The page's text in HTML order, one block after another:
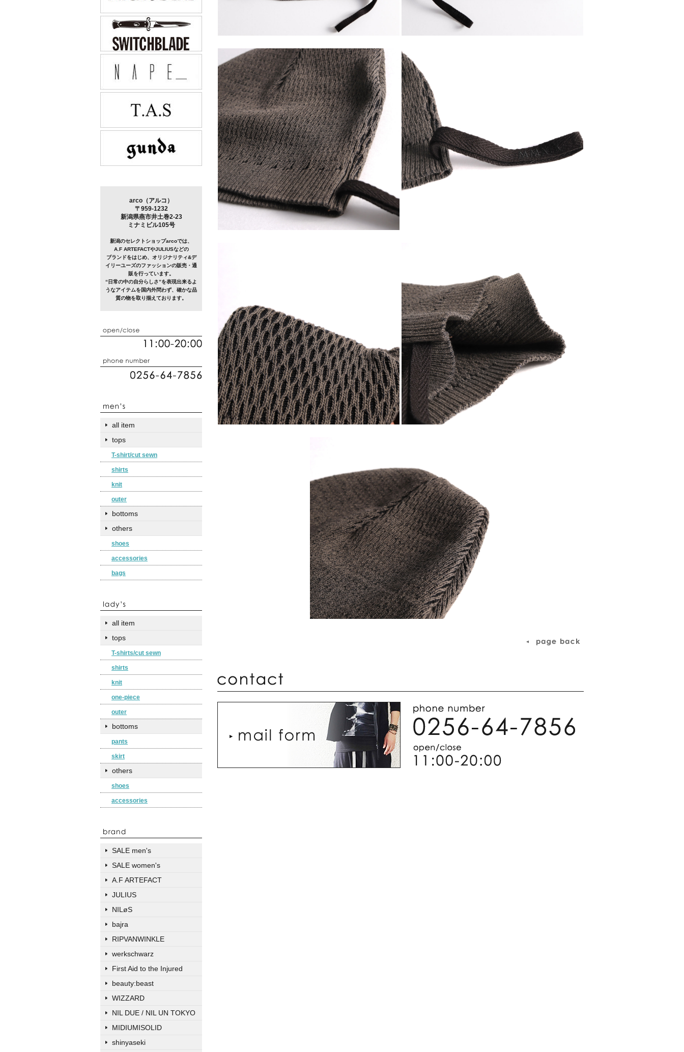
arco（アルコ）
〒959-1232
新潟県燕市井土巻2-23
ミナミビル105号
新潟のセレクトショップarcoでは、
A.F ARTEFACTやJULIUSなどの
ブランドをはじめ、オリジナリティ&デ
イリーユーズのファッションの販売・通
販を行っています。
“日常の中の自分らしさ”を表現出来るよ
うなアイテムを国内外問わず、確かな品
質の物を取り揃えております。
all item
tops
T-shirt/cut sewn
shirts
knit
outer
bottoms
others
shoes
accessories
bags
all item
tops
T-shirts/cut sewn
shirts
knit
one-piece
outer
bottoms
pants
skirt
others
shoes
accessories
SALE men's
SALE women's
A.F ARTEFACT
JULIUS
NILøS
bajra
RIPVANWINKLE
werkschwarz
First Aid to the Injured
beauty:beast
WIZZARD
NIL DUE / NIL UN TOKYO
MIDIUMISOLID
shinyaseki